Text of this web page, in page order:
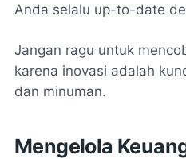
Anda selalu up-to-date
Jangan ragu untuk
karena inovasi adalah
dan minuman.
Mengelola